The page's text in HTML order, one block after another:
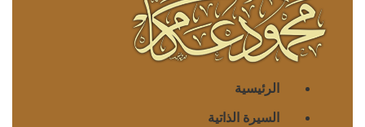
الرئيسية
السيرة الذاتية